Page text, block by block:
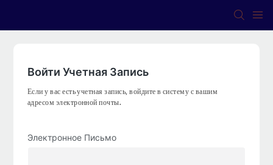
Войти Учетная Запись
Если у вас есть учетная запись, войдите в систему с вашим
адресом электронной почты.
Электронное Письмо